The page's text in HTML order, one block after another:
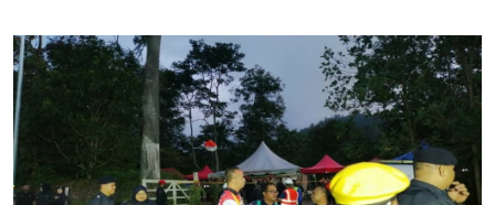
siasat di Jabatan...